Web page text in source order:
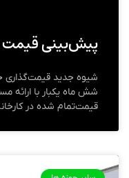
پیش‌بینی قیمت
شیوه جدید قیمت‌گذاری
شش ماه یکبار با ارائه
قیمت‌تمام شده در